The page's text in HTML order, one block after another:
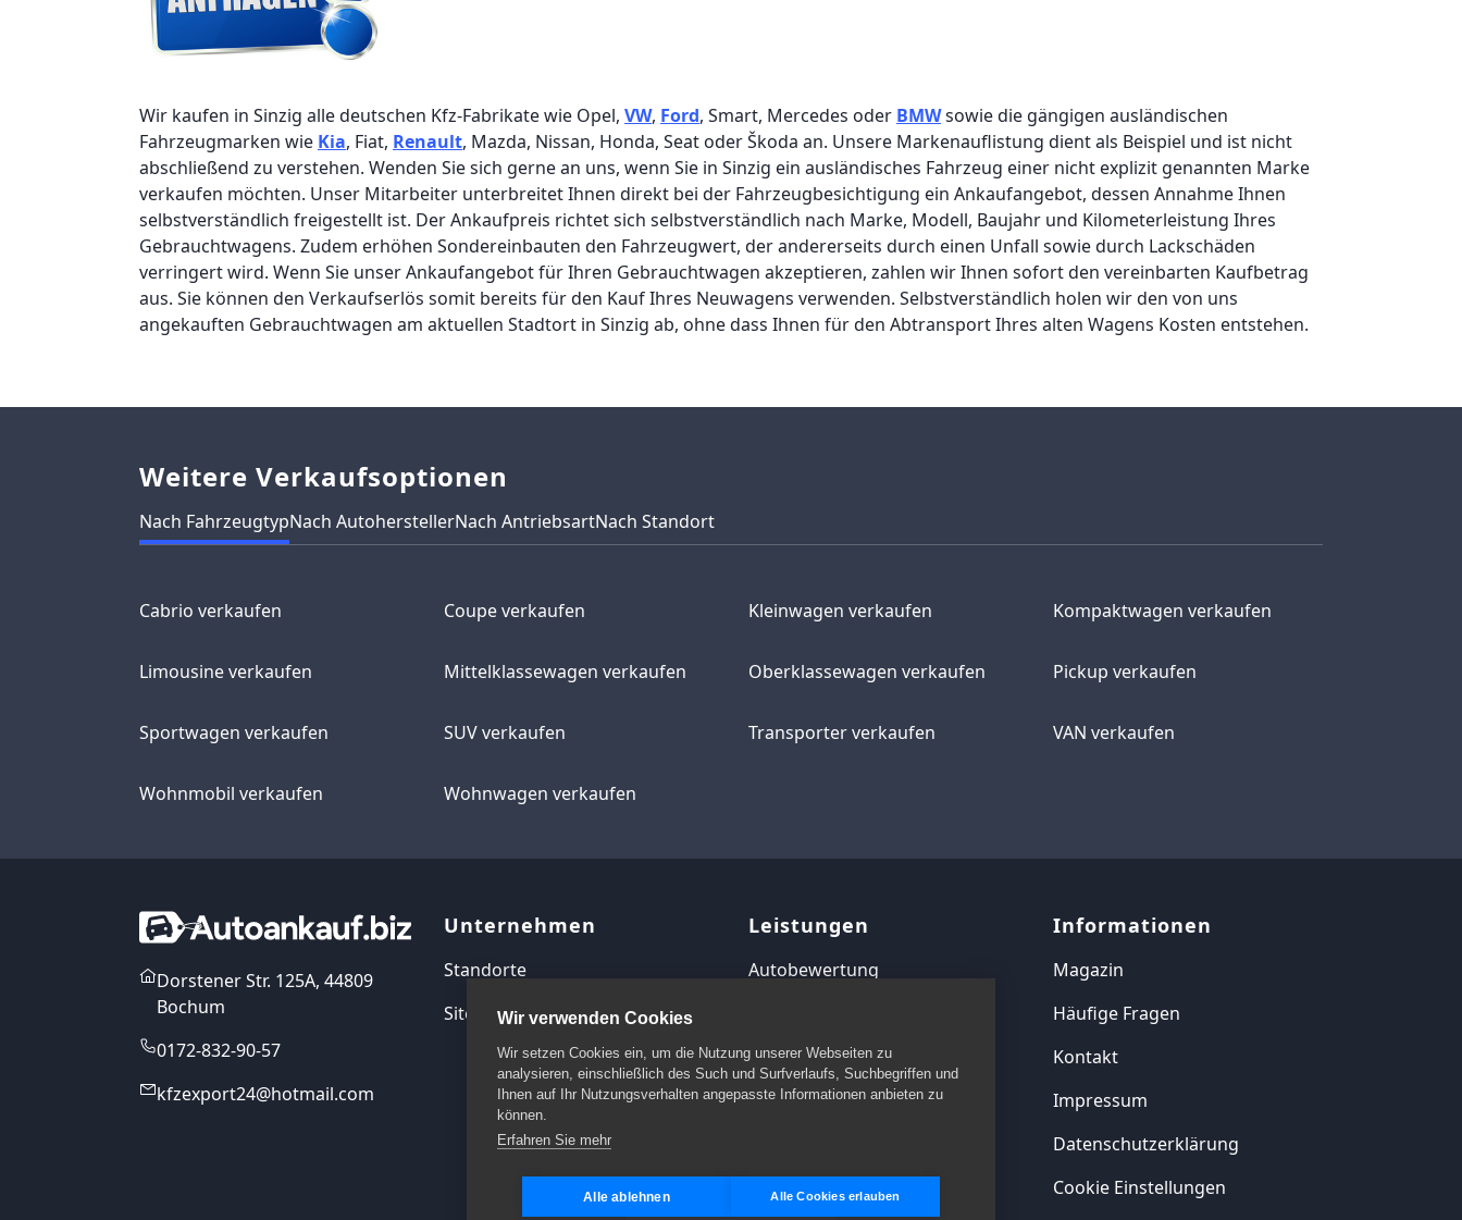
Wir kaufen in Sinzig alle deutschen Kfz-Fabrikate wie Opel, VW, Ford, Smart, Mercedes oder BMWsowie die gängigen ausländischen
Fahrzeugmarken wie Kia, Fiat, Renault, Mazda, Nissan, Honda, Seat oder Škoda an. Unsere Markenauflistung dient als Beispiel und ist nicht
abschließend zu verstehen. Wenden Sie sich gerne an uns, wenn Sie in Sinzig ein ausländisches Fahrzeug einer nicht explizit genannten Marke
verkaufen möchten. Unser Mitarbeiter unterbreitet Ihnen direkt bei der Fahrzeugbesichtigung ein Ankaufangebot, dessen Annahme Ihnen
selbstverständlich freigestellt ist. Der Ankaufpreis richtet sich selbstverständlich nach Marke, Modell, Baujahr und Kilometerleistung Ihres
Gebrauchtwagens. Zudem erhöhen Sondereinbauten den Fahrzeugwert, der andererseits durch einen Unfall sowie durch Lackschäden
verringert wird. Wenn Sie unser Ankaufangebot für Ihren Gebrauchtwagen akzeptieren, zahlen wir Ihnen sofort den vereinbarten Kaufbetrag
aus. Sie können den Verkaufserlös somit bereits für den Kauf Ihres Neuwagens verwenden. Selbstverständlich holen wir den von uns
angekauften Gebrauchtwagen am aktuellen Stadtort in Sinzig ab, ohne dass Ihnen für den Abtransport Ihres alten Wagens Kosten entstehen.
Weitere Verkaufsoptionen
Nach FahrzeugtypNach AutoherstellerNach AntriebsartNach Standort
Cabrio verkaufen Coupe verkaufen Kleinwagen verkaufen Kompaktwagen verkaufen
Limousine verkaufen Mittelklassewagen verkaufen Oberklassewagen verkaufen Pickup verkaufen
Sportwagen verkaufen SUV verkaufen Transporter verkaufen VAN verkaufen
Wohnmobil verkaufen Wohnwagen verkaufen
Dorstener Str. 125A, 44809
Bochum
0172-832-90-57
kfzexport24@hotmail.com
Unternehmen
Standorte
Sitemap
Leistungen
Autobewertung
Autoankauf
Autoankauf Bundesweit
Informationen
Magazin
Häufige Fragen
Kontakt
Impressum
Datenschutzerklärung
Cookie Einstellungen
Wir verwenden Cookies
Wir setzen Cookies ein, um die Nutzung unserer Webseiten zu
analysieren, einschließlich des Such und Surfverlaufs, Suchbegriffen und
Ihnen auf Ihr Nutzungsverhalten angepasste Informationen anbieten zu
können.
Erfahren Sie mehr
Alle ablehnen Alle Cookies erlauben